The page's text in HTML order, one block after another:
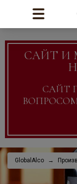
САЙТ И
САЙТ
GlobalAlco